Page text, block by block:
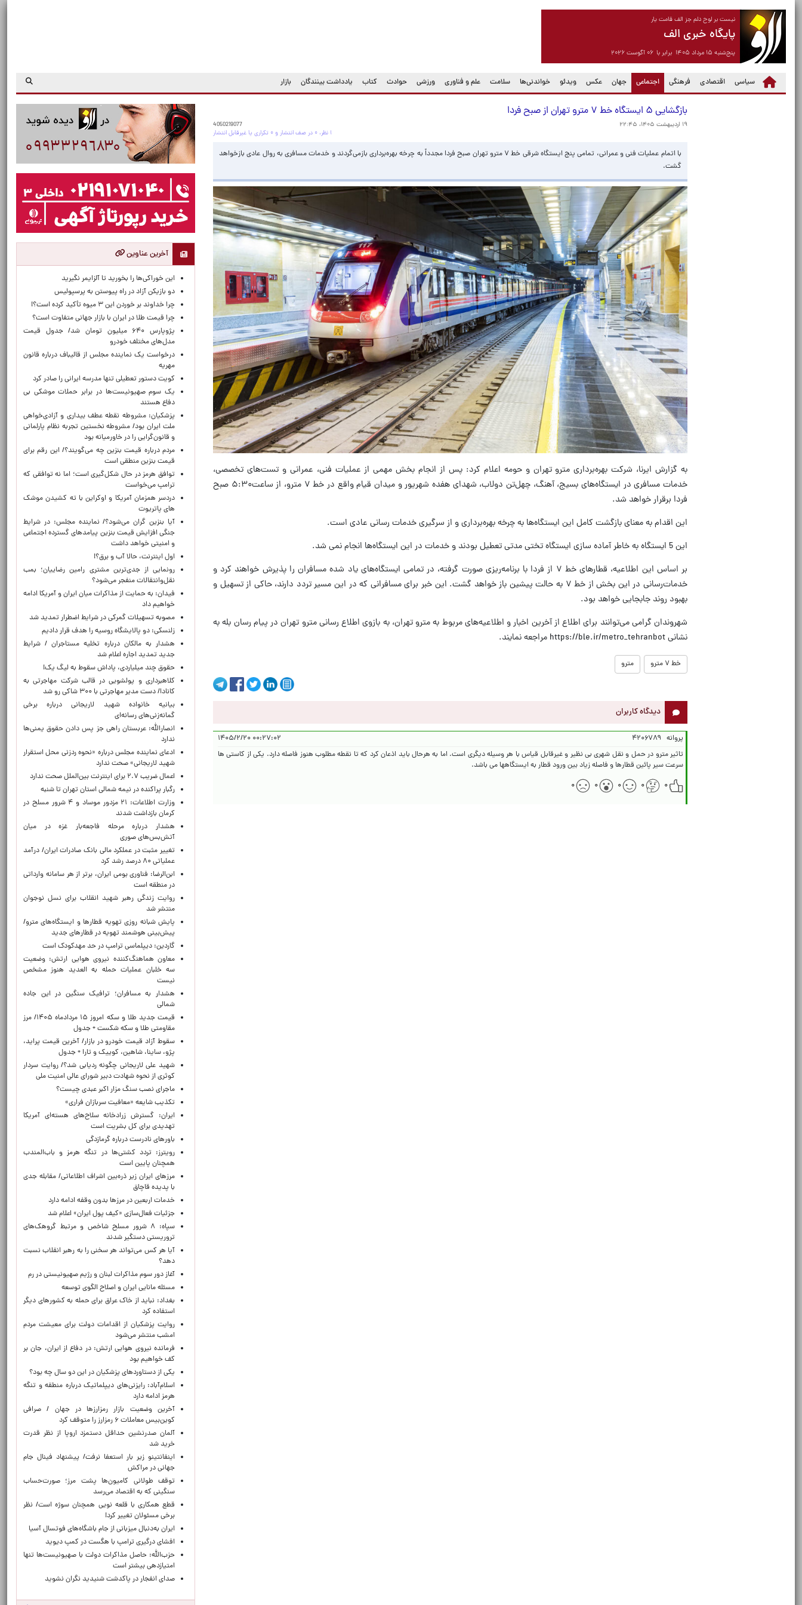
نیست بر لوح دلم جز الف قامت یار
پایگاه خبری الف
پنج‌شنبه ۱۵ مرداد ۱۴۰۵ برابر با ۰۶ آگوست ۲۰۲۶
سیاسی اقتصادی فرهنگی اجتماعی
(current) جهان عکس ویدئو خواندنی‌ها سلامت علم و فناوری ورزشی حوادث کتاب یادداشت بینندگان بازار
بازگشایی ۵ ایستگاه خط ۷ مترو تهران از صبح فردا
۱۹ اردیبهشت ۱۴۰۵، ۲۲:۴۵
4050219077
۱ نظر، ۰ در صف انتشار و ۰ تکراری یا غیرقابل انتشار
با اتمام عملیات فنی و عمرانی، تمامی پنج ایستگاه شرقی خط ۷ مترو تهران صبح فردا مجدداً به چرخه بهره‌برداری بازمی‌گردند و خدمات مسافری به روال عادی بازخواهد
گشت.
به گزارش ایرنا، شرکت بهره‌برداری مترو تهران و حومه اعلام کرد: پس از انجام بخش مهمی از عملیات فنی، عمرانی و تست‌های تخصصی،
خدمات مسافری در ایستگاه‌های بسیج، آهنگ، چهل‌تن دولاب، شهدای هفده شهریور و میدان قیام واقع در خط ۷ مترو، از ساعت۵:۳۰ صبح
فردا برقرار خواهد شد.
‌این اقدام به معنای بازگشت کامل این ایستگاه‌ها به چرخه بهره‌برداری و از سرگیری خدمات رسانی عادی است.
این 5 ایستگاه به خاطر آماده سازی ایستگاه تختی مدتی تعطیل بودند و خدمات در این ایستگاه‌ها انجام نمی شد.
‌بر اساس این اطلاعیه، قطارهای خط ۷ از فردا با برنامه‌ریزی صورت گرفته، در تمامی ایستگاه‌های یاد شده مسافران را پذیرش خواهند کرد و
خدمات‌رسانی در این بخش از خط ۷ به حالت پیشین باز خواهد گشت. این خبر برای مسافرانی که در این مسیر تردد دارند، حاکی از تسهیل و
بهبود روند جابجایی خواهد بود.
‌شهروندان گرامی می‌توانند برای اطلاع از آخرین اخبار و اطلاعیه‌های مربوط به مترو تهران، به بازوی اطلاع رسانی مترو تهران در پیام رسان بله به
نشانی https://ble.ir/metro_tehranbot مراجعه نمایند.
خط ۷ مترو مترو
دیدگاه کاربران
پروانه ۴۲۰۶۷۸۹
۰۰:۲۷:۰۲ ۱۴۰۵/۲/۲۰
تاثیر مترو در حمل و نقل شهری بی نظیر و غیرقابل قیاس با هر وسیله دیگری است. اما به هرحال باید اذعان کرد که تا نقطه مطلوب هنوز فاصله دارد. یکی از کاستی ها
سرعت سیر پائین قطارها و فاصله زیاد بین ورود قطار به ایستگاهها می باشد.
۰
۰ ۰ ۰ ۰
آخرین عناوین
این خوراکی‌ها را بخورید تا آلزایمر نگیرید
دو بازیکن آزاد در راه پیوستن به پرسپولیس
چرا خداوند بر خوردن این ۳ میوه تأکید کرده است؟!
چرا قیمت طلا در ایران با بازار جهانی متفاوت است؟
پژوپارس ۶۴۰ میلیون تومان شد/ جدول قیمت
مدل‌های مختلف خودرو
درخواست یک نماینده مجلس از قالیباف درباره قانون
مهریه
کویت دستور تعطیلی تنها مدرسه ایرانی را صادر کرد
یک‌ سوم صهیونیست‌ها در برابر حملات موشکی بی
دفاع هستند
پزشکیان: مشروطه نقطه عطف بیداری و آزادی‌خواهی
ملت ایران بود/ مشروطه نخستین تجربه نظام پارلمانی
و قانون‌گرایی را در خاورمیانه بود
مردم درباره قیمت بنزین چه می‌گویند؟/ این رقم برای
قیمت بنزین منطقی است
توافق هرمز در حال شکل‌گیری است؛ اما نه توافقی که
ترامپ می‌خواست
دردسر همزمان آمریکا و اوکراین با ته کشیدن موشک
های پاتریوت
آیا بنزین گران می‌شود؟/ نماینده مجلس: در شرایط
جنگی افزایش قیمت بنزین پیامدهای گسترده اجتماعی
و امنیتی خواهد داشت
اول اینترنت، حالا آب و برق؟!
رونمایی از جدی‌ترین مشتری رامین رضاییان؛ بمب
نقل‌وانتقالات منفجر می‌شود؟
فیدان: به حمایت از مذاکرات میان ایران و آمریکا ادامه
خواهیم داد
مصوبه تسهیلات گمرکی در شرایط اضطرار تمدید شد
زلنسکی: دو پالایشگاه روسیه را هدف قرار دادیم
هشدار به مالکان درباره تخلیه مستاجران / شرایط
جدید تمدید اجاره اعلام شد
حقوق چند میلیاردی، پاداش سقوط به لیگ یک!
کلاهبرداری و پولشویی در قالب شرکت مهاجرتی به
کانادا/ دست مدیر مهاجرتی با ۳۰۰ شاکی رو شد
بیانیه خانواده شهید لاریجانی درباره برخی
گمانه‌زنی‌های رسانه‌ای
انصارالله: عربستان راهی جز پس دادن حقوق یمنی‌ها
ندارد
ادعای نماینده مجلس درباره «نحوه ردزنی محل استقرار
شهید لاریجانی» صحت ندارد
اعمال ضریب ۲.۷ برای اینترنت بین‌الملل صحت ندارد
رگبار پراکنده در نیمه شمالی استان تهران تا شنبه
وزارت اطلاعات: ۲۱ مزدور موساد و ۴ شرور مسلح در
کرمان بازداشت شدند
هشدار درباره مرحله فاجعه‌بار غزه در میان
آتش‌بس‌های صوری
تغییر مثبت در عملکرد مالی بانک صادرات ایران/ درآمد
عملیاتی ۸۰ درصد رشد کرد
ابن‌الرضا: فناوری بومی ایران، برتر از هر سامانه وارداتی
در منطقه است
روایت زندگی رهبر شهید انقلاب برای نسل نوجوان
منتشر شد
پایش شبانه روزی تهویه قطارها و ایستگاه‌های مترو/
پیش‌بینی هوشمند تهویه در قطارهای جدید
گاردین: دیپلماسی ترامپ در حد مهدکودک است
معاون هماهنگ‌کننده نیروی هوایی ارتش: وضعیت
سه خلبان عملیات حمله به العدید هنوز مشخص
نیست
هشدار به مسافران؛ ترافیک سنگین در این جاده
شمالی
قیمت جدید طلا و سکه امروز ۱۵ مردادماه ۱۴۰۵/ مرز
مقاومتی طلا و سکه شکست + جدول
سقوط آزاد قیمت خودرو در بازار/ آخرین قیمت پراید،
پژو، ساینا، شاهین، کوییک و تارا + جدول
شهید علی لاریجانی چگونه ردیابی شد؟/ روایت سردار
کوثری از نحوه شهادت دبیر شورای عالی امنیت ملی
ماجرای نصب سنگ مزار اکبر عبدی چیست؟
تکذیب شایعه «معافیت سربازان فراری»
ایران: گسترش زرادخانه سلاح‌های هسته‌ای آمریکا
تهدیدی برای کل بشریت است
باورهای نادرست درباره گرمازدگی
رویترز: تردد کشتی‌ها در تنگه هرمز و باب‌المندب
همچنان پایین است
مرزهای ایران زیر ذره‌بین اشراف اطلاعاتی/ مقابله جدی
با پدیده قاچاق
خدمات اربعین در مرزها بدون وقفه ادامه دارد
جزئیات فعال‌سازی «کیف پول ایران» اعلام شد
سپاه: ۸ شرور مسلح شاخص و مرتبط گروهک‌های
تروریستی دستگیر شدند
آیا هر کس می‌تواند هر سخنی را به رهبر انقلاب نسبت
دهد؟
آغاز دور سوم مذاکرات لبنان و رژیم صهیونیستی در رم
مسئله مانایی ایران و اصلاح الگوی توسعه
بغداد: نباید از خاک عراق برای حمله به کشورهای دیگر
استفاده کرد
روایت پزشکیان از اقدامات دولت برای معیشت مردم
امشب منتشر می‌شود
فرمانده نیروی هوایی ارتش: در دفاع از ایران، جان بر
کف خواهیم بود
یکی از دستاوردهای پزشکیان در این دو سال چه بود؟
اسلام‌آباد: رایزنی‌های دیپلماتیک درباره منطقه و تنگه
هرمز ادامه دارد
آخرین وضعیت بازار رمزارزها در جهان / صرافی
کوین‌بیس معاملات ۶ رمزارز را متوقف کرد
آلمان صدرنشین حداقل دستمزد اروپا از نظر قدرت
خرید شد
اینفانتینو زیر بار استعفا نرفت/ پیشنهاد فینال جام
جهانی در مراکش
توقف طولانی کامیون‌ها پشت مرز؛ صورت‌حساب
سنگینی که به اقتصاد می‌رسد
قطع همکاری با قلعه نویی همچنان سوژه است/ نظر
برخی مسئولان تغییر کرد!
ایران به‌دنبال میزبانی از جام باشگاه‌های فوتسال آسیا
افشای درگیری ترامپ با هگست در کمپ دیوید
حزب‌الله: حاصل مذاکرات دولت با صهیونیست‌ها تنها
امتیازدهی‌ بیشتر است
صدای انفجار در پاکدشت شنیدید نگران نشوید